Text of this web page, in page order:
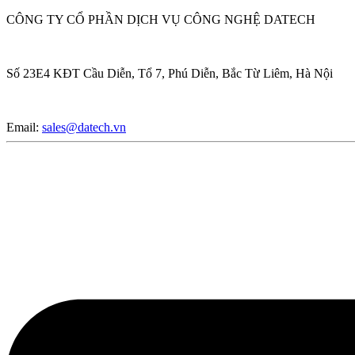
CÔNG TY CỔ PHẦN DỊCH VỤ CÔNG NGHỆ DATECH
Số 23E4 KĐT Cầu Diễn, Tổ 7, Phú Diễn, Bắc Từ Liêm, Hà Nội
Email: sales@datech.vn